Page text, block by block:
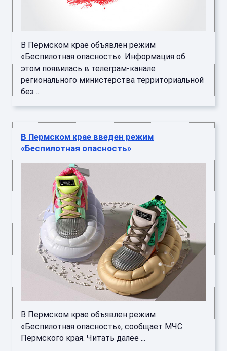
В Пермском крае объявлен режим
«Беспилотная опасность». Информация об
этом появилась в телеграм-канале
регионального министерства территориальной
без ...
В Пермском крае введен режим
«Беспилотная опасность»
В Пермском крае объявлен режим
«Беспилотная опасность», сообщает МЧС
Пермского края. Читать далее ...